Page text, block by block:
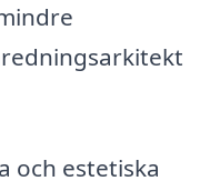
och estetiska